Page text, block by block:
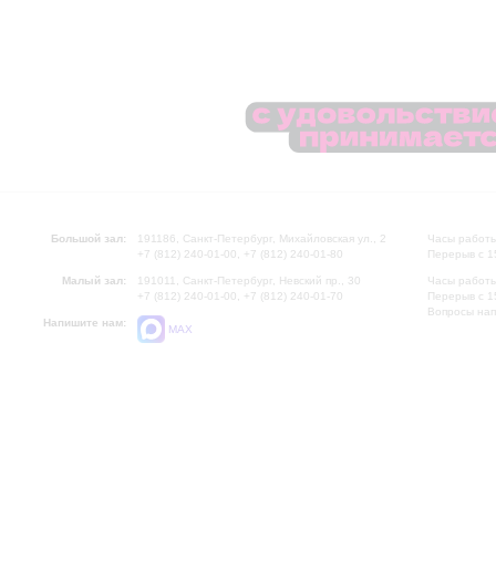
Большой зал:
191186, Санкт-Петербург, Михайловская ул., 2
+7 (812) 240-01-00, +7 (812) 240-01-80
Малый зал:
191011, Санкт-Петербург, Невский пр., 30
+7 (812) 240-01-00, +7 (812) 240-01-70
Напишите нам:
MAX
Часы
Перерыв с
Часы
Перерыв с
Вопросы